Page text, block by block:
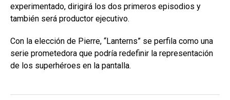
experimentado, dirigirá los dos primeros episodios y
también será productor ejecutivo.
Con la elección de Pierre, “Lanterns” se perfila como una
serie prometedora que podría redefinir la representación
de los superhéroes en la pantalla.